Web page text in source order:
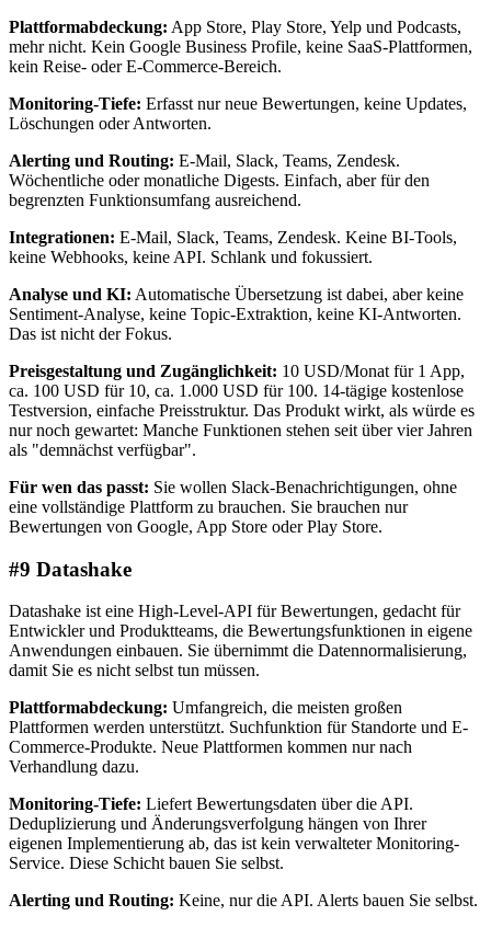
Plattformabdeckung: App Store, Play Store, Yelp und Podcasts,
mehr nicht. Kein Google Business Profile, keine SaaS-Plattformen,
kein Reise- oder E-Commerce-Bereich.
Monitoring-Tiefe: Erfasst nur neue Bewertungen, keine Updates,
Löschungen oder Antworten.
Alerting und Routing: E-Mail, Slack, Teams, Zendesk.
Wöchentliche oder monatliche Digests. Einfach, aber für den
begrenzten Funktionsumfang ausreichend.
Integrationen: E-Mail, Slack, Teams, Zendesk. Keine BI-Tools,
keine Webhooks, keine API. Schlank und fokussiert.
Analyse und KI: Automatische Übersetzung ist dabei, aber keine
Sentiment-Analyse, keine Topic-Extraktion, keine KI-Antworten.
Das ist nicht der Fokus.
Preisgestaltung und Zugänglichkeit: 10 USD/Monat für 1 App,
ca. 100 USD für 10, ca. 1.000 USD für 100. 14-tägige kostenlose
Testversion, einfache Preisstruktur. Das Produkt wirkt, als würde es
nur noch gewartet: Manche Funktionen stehen seit über vier Jahren
als "demnächst verfügbar".
Für wen das passt: Sie wollen Slack-Benachrichtigungen, ohne
eine vollständige Plattform zu brauchen. Sie brauchen nur
Bewertungen von Google, App Store oder Play Store.
#9 Datashake
Datashake ist eine High-Level-API für Bewertungen, gedacht für
Entwickler und Produktteams, die Bewertungsfunktionen in eigene
Anwendungen einbauen. Sie übernimmt die Datennormalisierung,
damit Sie es nicht selbst tun müssen.
Plattformabdeckung: Umfangreich, die meisten großen
Plattformen werden unterstützt. Suchfunktion für Standorte und E-
Commerce-Produkte. Neue Plattformen kommen nur nach
Verhandlung dazu.
Monitoring-Tiefe: Liefert Bewertungsdaten über die API.
Deduplizierung und Änderungsverfolgung hängen von Ihrer
eigenen Implementierung ab, das ist kein verwalteter Monitoring-
Service. Diese Schicht bauen Sie selbst.
Alerting und Routing: Keine, nur die API. Alerts bauen Sie selbst.